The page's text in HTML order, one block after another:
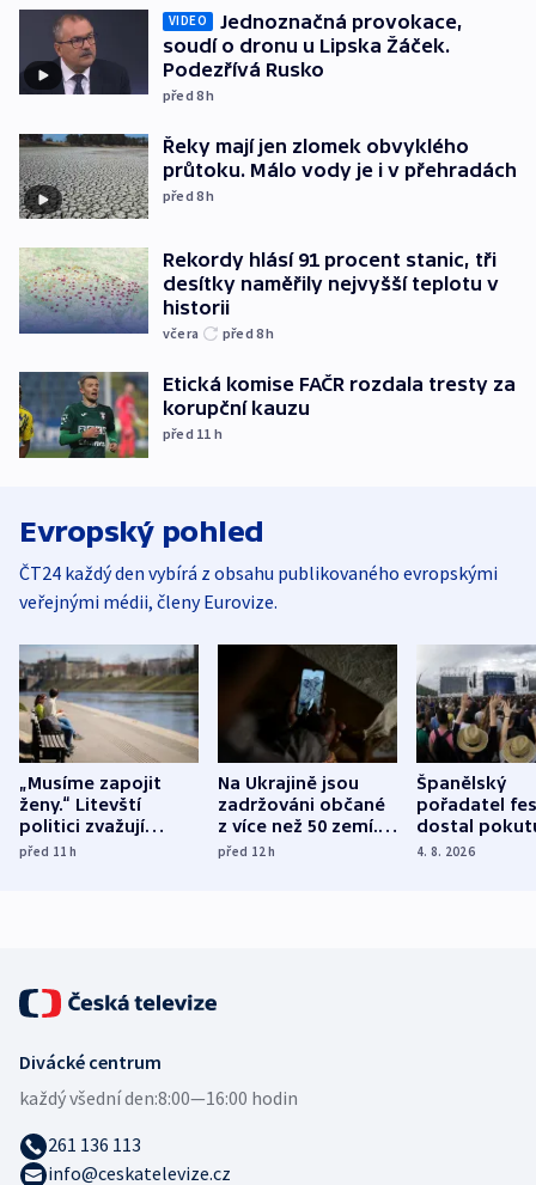
VIDEO
Jednoznačná provokace,
soudí o dronu u Lipska Žáček.
Podezřívá Rusko
před 8h
Řeky mají jen zlomek obvyklého
průtoku. Málo vody je i v přehradách
před 8h
Rekordy hlásí 91 procent stanic, tři
desítky naměřily nejvyšší teplotu v
historii
včera před 8h
Etická komise FAČR rozdala tresty za
korupční kauzu
před 11 h
Evropský pohled
ČT24 každý den vybírá z obsahu publikovaného evropskými
veřejnými médii, členy Eurovize.
„Musíme zapojit
ženy.“ Litevští
politici zvažují
dohodu o
před 11h
Na Ukrajině jsou
zadržováni občané
z více než 50 zemí.
Bojovali na straně
před 12h
Španělský
pořadatel
dostal
nekalé
4. 8. 2026
Divácké centrum
každý všední den:8:00—16:00 hodin
261 136 113
info@ceskatelevize.cz